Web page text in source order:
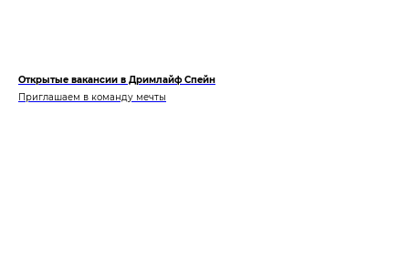
Открытые вакансии в Дримлайф Спейн
Приглашаем в команду мечты